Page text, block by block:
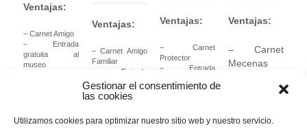
Gestionar el consentimiento de
las cookies
Utilizamos cookies para optimizar nuestro sitio web y nuestro servicio.
Ventajas:
– Carnet Amigo
– Entrada
gratuita al
museo
– Beneficios
Fiscales*
Ventajas:
– Carnet Amigo
Familiar
– Entrada
Gratuita para
familiares de
primer grado
visitas guiadas
Ventajas:
– Carnet
Protector
– Entrada
familiares y
visitas guiadas
Ventajas:
– Carnet
Mecenas
familiares y